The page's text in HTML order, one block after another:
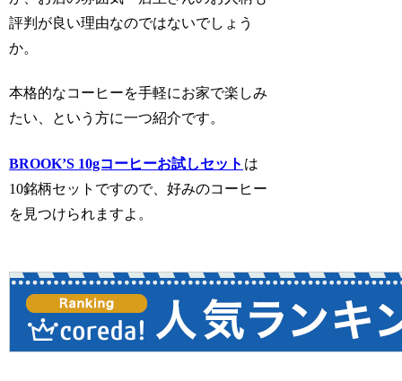
評判が良い理由なのではないでしょう
か。
本格的なコーヒーを手軽にお家で楽しみ
たい、という方に一つ紹介です。
BROOK’S 10gコーヒーお試しセット は
10銘柄セットですので、好みのコーヒー
を見つけられますよ。